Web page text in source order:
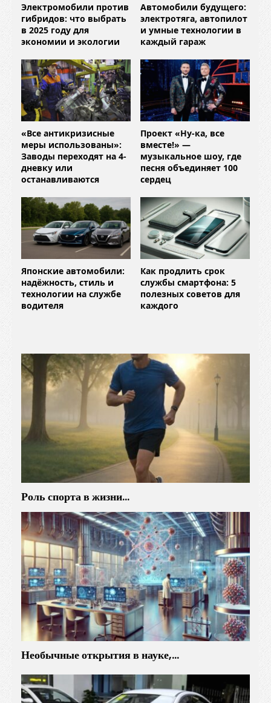
Электромобили против
гибридов: что выбрать
в 2025 году для
экономии и экологии
Автомобили будущего:
электротяга, автопилот
и умные технологии в
каждый гараж
«Все антикризисные
меры использованы»:
Заводы переходят на 4-
дневку или
останавливаются
Проект «Ну-ка, все
вместе!» —
музыкальное шоу, где
песня объединяет 100
сердец
Японские автомобили:
надёжность, стиль и
технологии на службе
водителя
Как продлить срок
службы смартфона: 5
полезных советов для
каждого
Роль спорта в жизни…
Необычные открытия в науке,…